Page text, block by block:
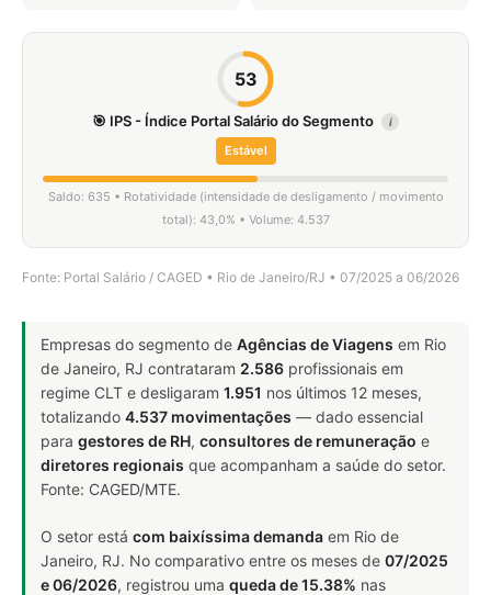
53
🎯 IPS - Índice Portal Salário do Segmento i
Estável
Saldo: 635 • Rotatividade (intensidade de desligamento / movimento
total): 43,0% • Volume: 4.537
Fonte: Portal Salário / CAGED • Rio de Janeiro/RJ • 07/2025 a 06/2026
Empresas do segmento de Agências de Viagens em Rio
de Janeiro, RJ contrataram 2.586 profissionais em
regime CLT e desligaram 1.951 nos últimos 12 meses,
totalizando 4.537 movimentações — dado essencial
para gestores de RH, consultores de remuneração e
diretores regionais que acompanham a saúde do setor.
Fonte: CAGED/MTE.
O setor está com baixíssima demanda em Rio de
Janeiro, RJ. No comparativo entre os meses de 07/2025
e 06/2026, registrou uma queda de 15.38% nas